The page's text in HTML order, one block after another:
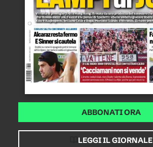
ABBONATI ORA
LEGGI IL GIORNALE